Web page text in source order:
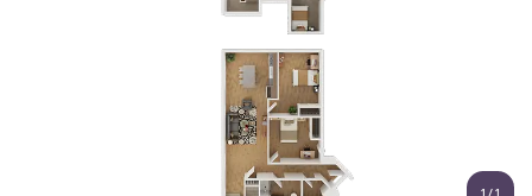
Deutsch
French
1 /1